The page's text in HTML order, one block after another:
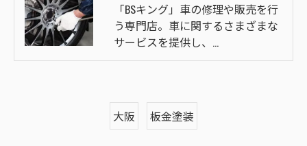
「BSキング」車の修理や販売を行
う専門店。車に関するさまざまな
サービスを提供し、…
大阪 板金塗装